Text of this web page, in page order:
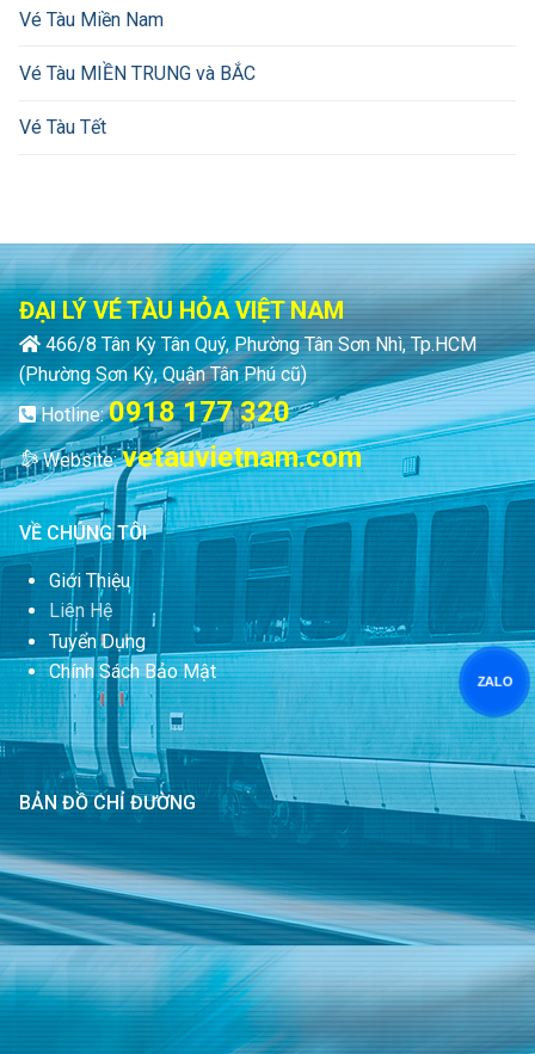
Vé Tàu Miền Nam
Vé Tàu MIỀN TRUNG và BẮC
Vé Tàu Tết
ĐẠI LÝ VÉ TÀU HỎA VIỆT NAM
466/8 Tân Kỳ Tân Quý, Phường Tân Sơn Nhì, Tp.HCM
(Phường Sơn Kỳ, Quận Tân Phú cũ)
Hotline:0918 177 320
Website:vetauvietnam.com
VỀ CHÚNG TÔI
Giới Thiệu
Liên Hệ
Tuyển Dụng
Chính Sách Bảo Mật
BẢN ĐỒ CHỈ ĐƯỜNG
ZALO